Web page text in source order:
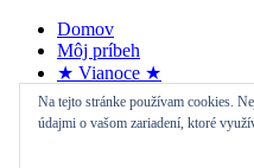
Domov
Môj príbeh
★ Vianoce ★
Recepty
Kuchyňa
Diéta
Na tejto stránke používam cookies.
údajmi o vašom zariadení, ktoré